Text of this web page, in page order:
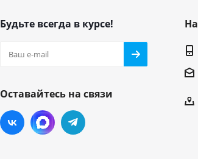
Будьте всегда в курсе!
Оставайтесь на связи